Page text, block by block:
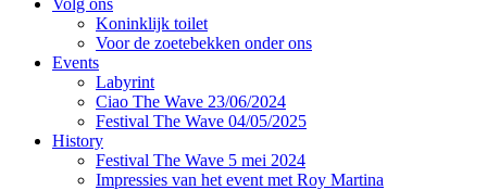
Volg ons
Koninklijk toilet
Voor de zoetebekken onder ons
Events
Labyrint
Ciao The Wave 23/06/2024
Festival The Wave 04/05/2025
History
Festival The Wave 5 mei 2024
Impressies van het event met Roy Martina